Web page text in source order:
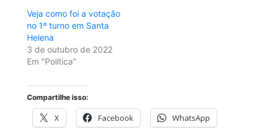
Veja como foi a votação
no 1º turno em Santa
Helena
3 de outubro de 2022
Em "Política"
Compartilhe isso:
X Facebook WhatsApp